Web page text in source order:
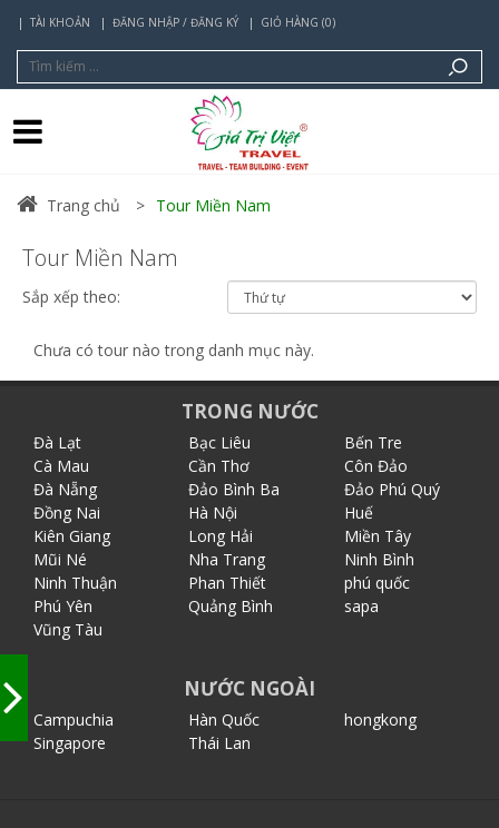
TÀI KHOẢN ĐĂNG NHẬP / ĐĂNG KÝ GIỎ HÀNG (0)
Trang chủ Tour Miền Nam
Tour Miền Nam
Sắp xếp theo:
Chưa có tour nào trong danh mục này.
TRONG NƯỚC
Đà Lạt Bạc Liêu
Bến Tre
Cà Mau
Cần Thơ
Côn Đảo
Đà Nẵng
Đảo Bình Ba
Đảo Phú Quý
Đồng Nai
Hà Nội
Huế
Kiên Giang
Long Hải
Miền Tây
Mũi Né
Nha Trang
Ninh Bình
Ninh Thuận
Phan Thiết
phú quốc
Phú Yên
Quảng Bình
sapa
Vũng Tàu
NƯỚC NGOÀI
Campuchia Hàn Quốc
hongkong
Singapore
Thái Lan